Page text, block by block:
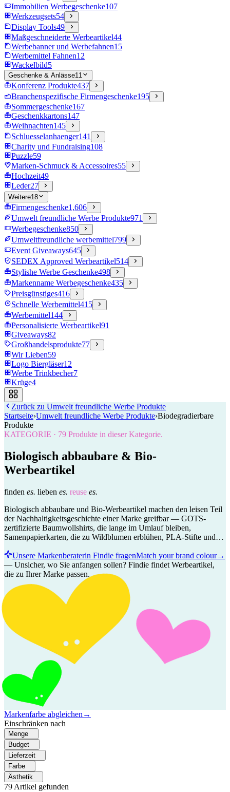
Immobilien Werbegeschenke107
Werkzeugsets54
Display Tools49
Maßgeschneiderte Werbeartikel44
Werbebanner und Werbefahnen15
Werbemittel Fahnen12
Wackelbild5
Geschenke & Anlässe11
Konferenz Produkte437
Branchenspezifische Firmengeschenke195
Sommergeschenke167
Geschenkkartons147
Weihnachten145
Schluesselanhaenger141
Charity und Fundraising108
Puzzle59
Marken-Schmuck & Accessoires55
Hochzeit49
Leder27
Weitere18
Firmengeschenke1,606
Umwelt freundliche Werbe Produkte971
Werbegeschenke850
Umweltfreundliche werbemittel799
Event Giveaways645
SEDEX Approved Werbeartikel514
Stylishe Werbe Geschenke498
Markenname Werbegeschenke435
Preisgünstiges416
Schnelle Werbemittel415
Werbemittel144
Personalisierte Werbeartikel91
Giveaways82
Großhandelsprodukte77
Wir Lieben59
Logo Biergläser12
Werbe Trinkbecher7
Krüge4
Zurück zu Umwelt freundliche Werbe Produkte
Startseite›Umwelt freundliche Werbe Produkte›Biodegradierbare
Produkte
KATEGORIE · 79 Produkte in dieser Kategorie.
Biologisch abbaubare & Bio-
Werbeartikel
finden es. lieben es. reuse es.
Biologisch abbaubare und Bio-Werbeartikel machen den leisen Teil
der Nachhaltigkeitsgeschichte einer Marke greifbar — GOTS-
zertifizierte Baumwollshirts, die lange im Umlauf bleiben,
Samenpapierkarten, die zu Wildblumen erblühen, PLA-Stifte und…
Unsere Markenberaterin Findie fragenMatch your brand colour→
— Unsicher, wo Sie anfangen sollen? Findie findet Werbeartikel,
die zu Ihrer Marke passen.
Markenfarbe abgleichen →
Einschränken nach
Menge
Budget
Lieferzeit
Farbe
Ästhetik
79 Artikel gefunden